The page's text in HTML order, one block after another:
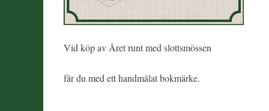
Vid köp av Året runt med slottsmössen
får du med ett handmålat bokmärke.